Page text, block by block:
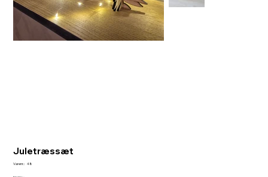
Juletræssæt
Varenr.: Varenr.:
48